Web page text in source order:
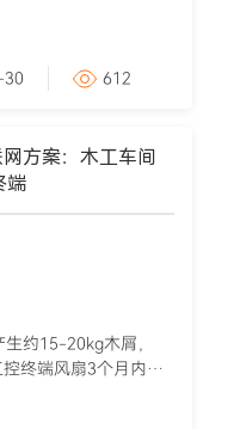
612
方案：木工车间
端
约15-20kg木屑，
终端风扇3个月内因